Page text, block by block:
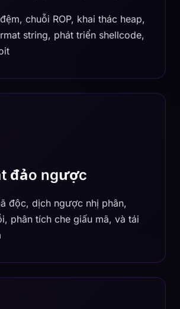
chuỗi ROP, khai thác heap,
string, phát triển shellcode,
đảo ngược
độc, dịch ngược nhị phân,
phân tích che giấu mã, và tái